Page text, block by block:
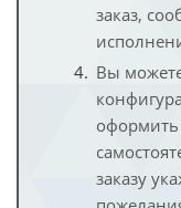
заказ,
Вы
оформить
заказу